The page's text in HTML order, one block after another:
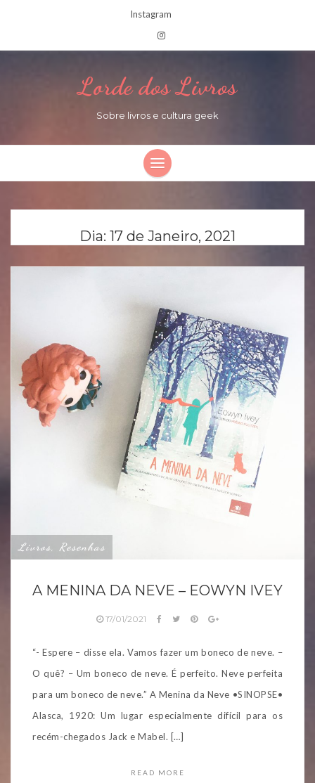
Instagram
Lorde dos Livros
Sobre livros e cultura geek
Dia: 17 de Janeiro, 2021
Livros, Resenhas
A MENINA DA NEVE – EOWYN IVEY
17/01/2021
“- Espere – disse ela. Vamos fazer um boneco de neve. –
O quê? – Um boneco de neve. É perfeito. Neve perfeita
para um boneco de neve.” A Menina da Neve •SINOPSE•
Alasca, 1920: Um lugar especialmente difícil para os
recém-chegados Jack e Mabel. […]
READ MORE